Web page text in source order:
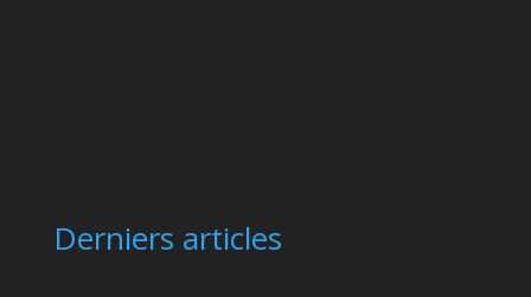
Derniers articles